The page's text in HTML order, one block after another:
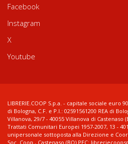
Facebook
Instagram
X
Youtube
LIBRERIE.COOP S.p.a. - capitale sociale euro
di Bologna, C.F. e P.I.: 02591561200 REA di
Villanova, 29/7 - 40055 Villanova di Castenaso
Trattati Comunitari Europei 1957-2007, 13 -
unipersonale sottoposta alla Direzione e
Soc. Coop., Castenaso (BO) PEC: